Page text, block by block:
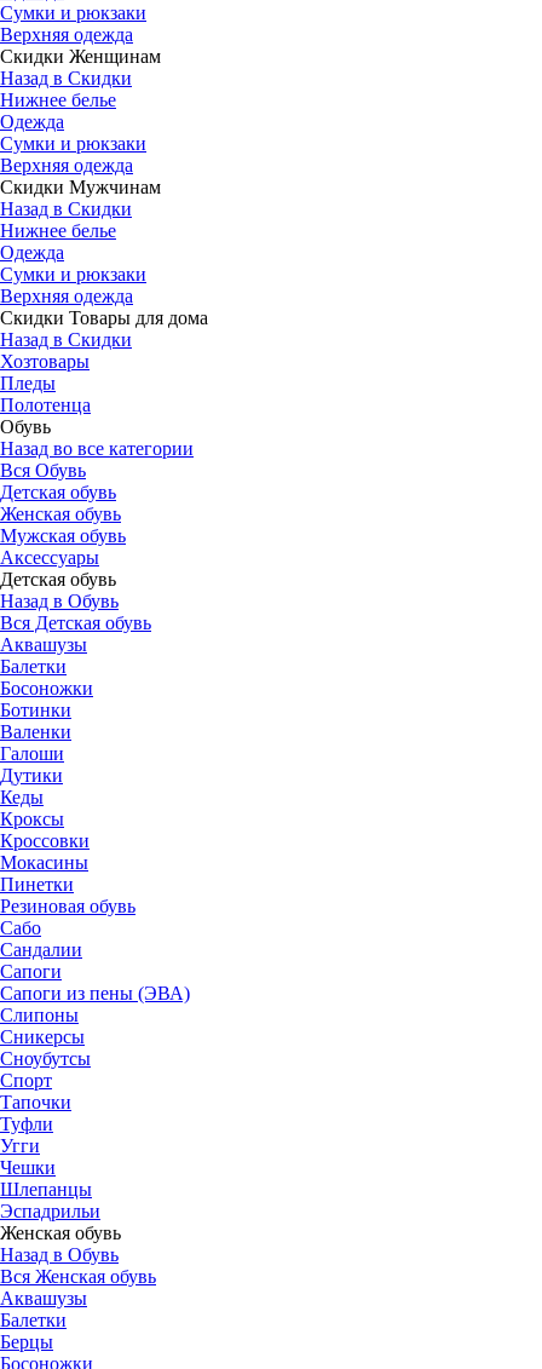
Сумки и рюкзаки
Верхняя одежда
Скидки Женщинам
Назад в Скидки
Нижнее белье
Одежда
Сумки и рюкзаки
Верхняя одежда
Скидки Мужчинам
Назад в Скидки
Нижнее белье
Одежда
Сумки и рюкзаки
Верхняя одежда
Скидки Товары для дома
Назад в Скидки
Хозтовары
Пледы
Полотенца
Обувь
Назад во все категории
Вся Обувь
Детская обувь
Женская обувь
Мужская обувь
Аксессуары
Детская обувь
Назад в Обувь
Вся Детская обувь
Аквашузы
Балетки
Босоножки
Ботинки
Валенки
Галоши
Дутики
Кеды
Кроксы
Кроссовки
Мокасины
Пинетки
Резиновая обувь
Сабо
Сандалии
Сапоги
Сапоги из пены (ЭВА)
Слипоны
Сникерсы
Сноубутсы
Спорт
Тапочки
Туфли
Угги
Чешки
Шлепанцы
Эспадрильи
Женская обувь
Назад в Обувь
Вся Женская обувь
Аквашузы
Балетки
Берцы
Босоножки